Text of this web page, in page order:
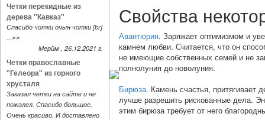
Четки перекидные из
дерева "Кавказ"
Спасибо чотки очын чотки [br]
...»»
Мерйм , 26.12.2021 г.
Четки православные
"Гелеора" из горного
хрусталя
Заказал четки на сайте и не
пожалел. Спасибо большое.
Очень красиво. И доставлено
Свойства
Авантюрин. Заряжает оптимизмом и
камнем любви. Считается, что он
не имеющие собственных семей и не
полнолуния до новолуния.
Бирюза. Камень счастья, притягивает
лучше разрешить рискованные дела.
этим бирюза требует от него